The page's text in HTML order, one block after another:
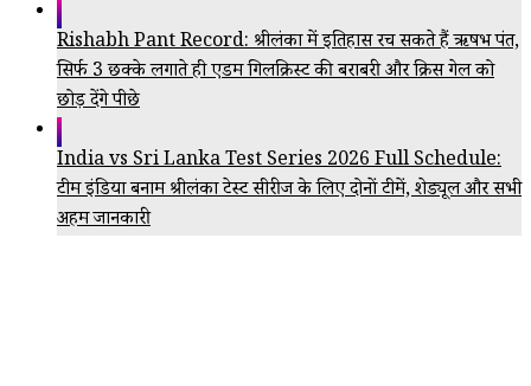
Rishabh Pant Record: श्रीलंका में इतिहास रच सकते हैं ऋषभ पंत,
सिर्फ 3 छक्के लगाते ही एडम गिलक्रिस्ट की बराबरी और क्रिस गेल को
छोड़ देंगे पीछे
India vs Sri Lanka Test Series 2026 Full Schedule:
टीम इंडिया बनाम श्रीलंका टेस्ट सीरीज के लिए दोनों टीमें, शेड्यूल और सभी
अहम जानकारी